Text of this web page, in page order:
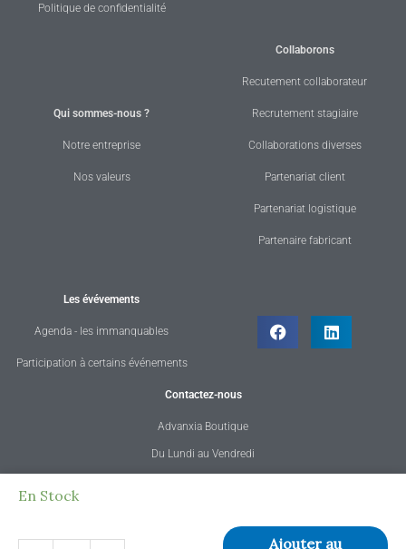
Politique de confidentialité
Qui sommes-nous ?
Notre entreprise
Nos valeurs
Collaborons
Recutement collaborateur
Recrutement stagiaire
Collaborations diverses
Partenariat client
Partenariat logistique
Partenaire fabricant
Les évévements
Agenda - les immanquables
Participation à certains événements
Contactez-nous
Advanxia Boutique
Du Lundi au Vendredi
E-mail : contact@advanxia.fr
En Stock
CHAISE
Ajouter au